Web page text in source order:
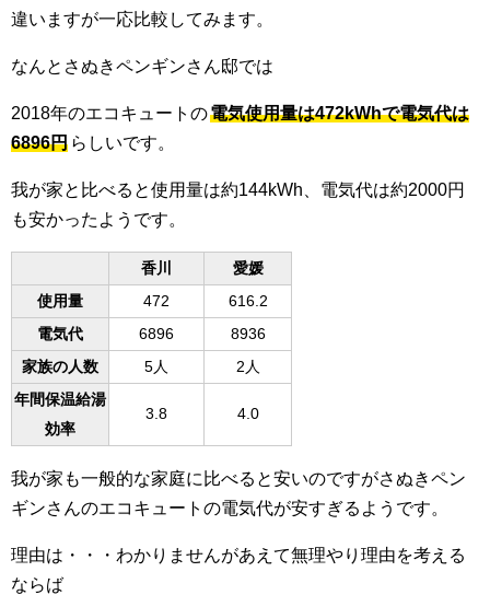
違いますが一応比較してみます。
なんとさぬきペンギンさん邸では
2018年のエコキュートの電気使用量は472kWhで電気代は
6896円 らしいです。
我が家と比べると使用量は約144kWh、電気代は約2000円
も安かったようです。
香川
愛媛
使用量
472
616.2
電気代
6896
8936
家族の人数
5人
2人
年間保温給湯
効率
3.8 4.0
我が家も一般的な家庭に比べると安いのですがさぬきペン
ギンさんのエコキュートの電気代が安すぎるようです。
理由は・・・わかりませんがあえて無理やり理由を考える
ならば